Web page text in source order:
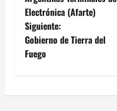
v
e
g
c
Electrónica (Afarte)
Siguiente:
Gobierno de Tierra del
Fuego